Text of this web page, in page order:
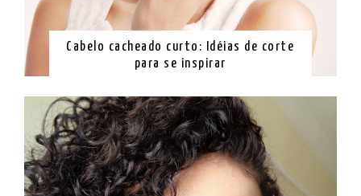
Cabelo cacheado curto: Idéias de corte
para se inspirar